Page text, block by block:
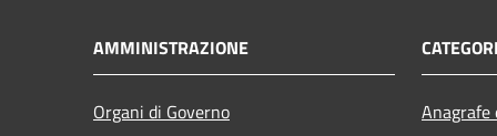
AMMINISTRAZIONE
Organi di Governo